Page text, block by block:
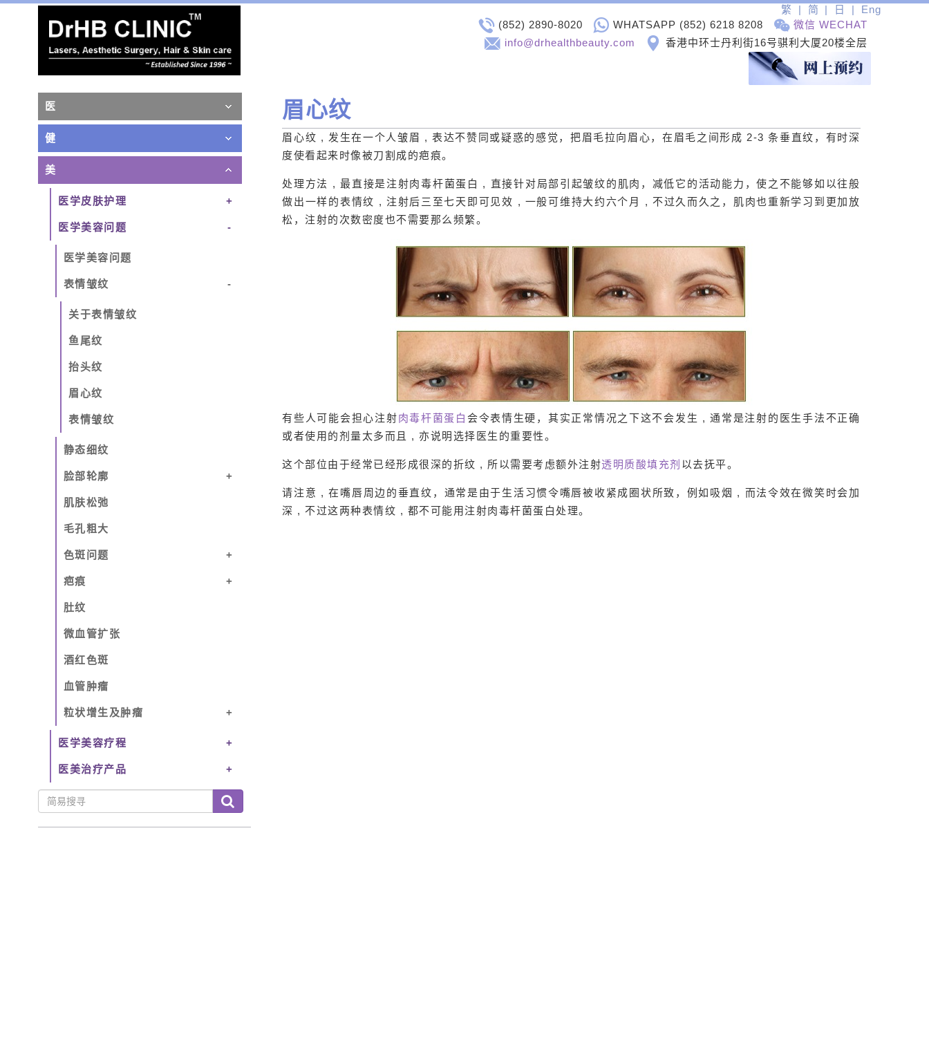
繁 简 日
Eng
(852) 2890-8020
WHATSAPP (852) 6218 8208
微信 WECHAT
info@drhealthbeauty.com
香港中环士丹利街16号骐利大厦20楼全层
医
健
美
医学皮肤护理
医学美容问题
医学美容问题
表情皱纹
关于表情皱纹
鱼尾纹
抬头纹
眉心纹
表情皱纹
静态细纹
脸部轮廓
肌肤松弛
毛孔粗大
色斑问题
疤痕
肚纹
微血管扩张
酒红色斑
血管肿瘤
粒状增生及肿瘤
医学美容疗程
医美治疗产品
眉心纹
眉心纹 , 发生在一个人皱眉 , 表达不赞同或疑惑的感觉，把眉毛拉向眉心，在眉毛之间形成 2-3 条垂直纹，有时深
度使看起来时像被刀割成的疤痕。
处理方法 , 最直接是注射肉毒杆菌蛋白 , 直接针对局部引起皱纹的肌肉，减低它的活动能力，使之不能够如以往般
做出一样的表情纹 , 注射后三至七天即可见效 , 一般可维持大约六个月 , 不过久而久之，肌肉也重新学习到更加放
松，注射的次数密度也不需要那么频繁。
有些人可能会担心注射肉毒杆菌蛋白 会令表情生硬，其实正常情况之下这不会发生 , 通常是注射的医生手法不正确
或者使用的剂量太多而且 , 亦说明选择医生的重要性。
这个部位由于经常已经形成很深的折纹 , 所以需要考虑额外注射透明质酸填充剂 以去抚平。
请注意 , 在嘴唇周边的垂直纹，通常是由于生活习惯令嘴唇被收紧成圈状所致，例如吸烟 , 而法令效在微笑时会加
深 , 不过这两种表情纹 , 都不可能用注射肉毒杆菌蛋白处理。